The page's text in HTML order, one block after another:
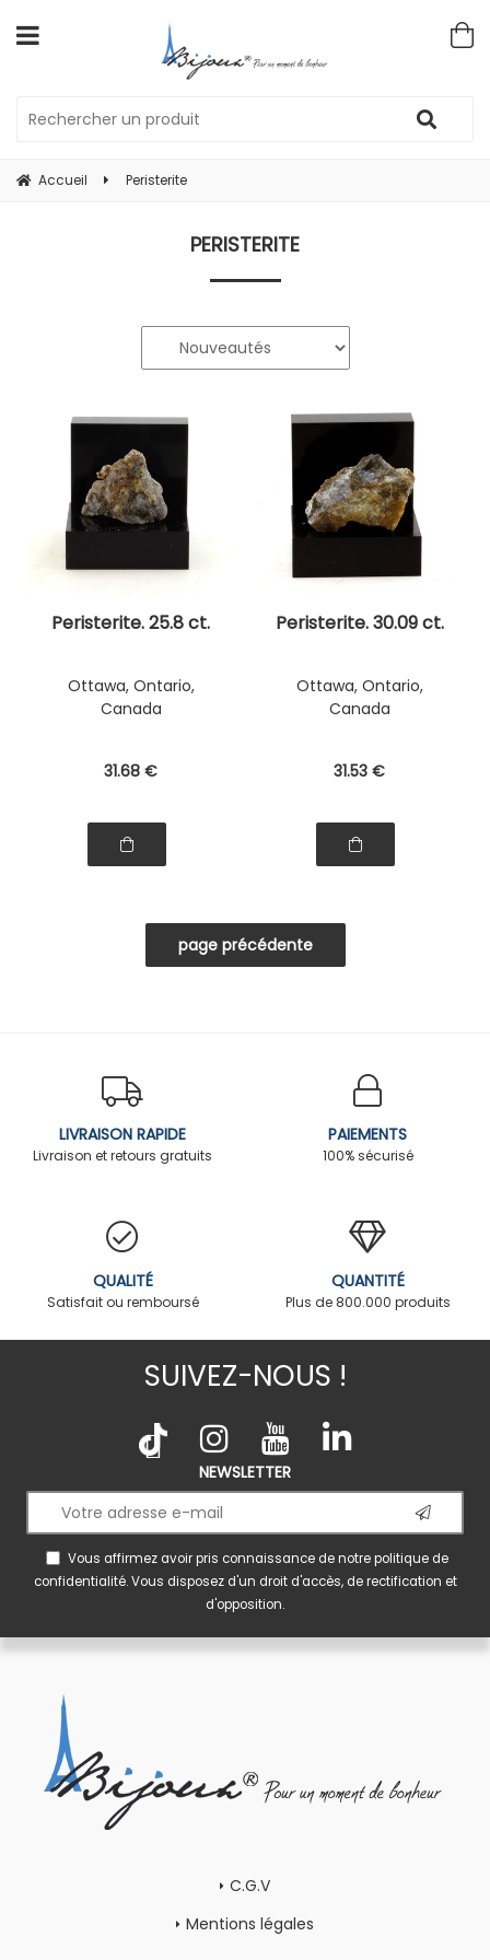
Accueil Peristerite
PERISTERITE
Peristerite. 25.8 ct.
Ottawa, Ontario,
Canada
31.68 €
Peristerite. 30.09 ct.
Ottawa, Ontario,
Canada
31.53 €
LIVRAISON RAPIDE
Livraison et retours gratuits
PAIEMENTS
100% sécurisé
QUALITÉ
Satisfait ou remboursé
QUANTITÉ
Plus de 800.000 produits
SUIVEZ-NOUS !
NEWSLETTER
Vous affirmez avoir pris connaissance de notrepolitique de
confidentialité. Vous disposez d'un droit d'accès, de rectification et
d'opposition.
C.G.V
Mentions légales